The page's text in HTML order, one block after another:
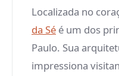
Localizada no
da Sé é um dos
Paulo. Sua
impressiona